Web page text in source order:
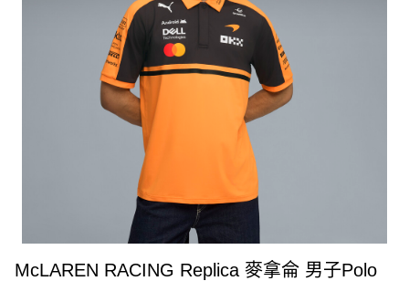
McLAREN RACING Replica 麥拿侖 男子Polo